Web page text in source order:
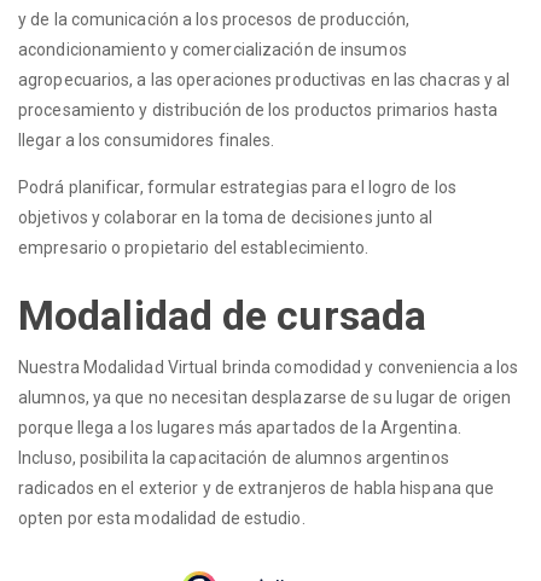
y de la comunicación a los procesos de producción,
acondicionamiento y comercialización de insumos
agropecuarios, a las operaciones productivas en las chacras y al
procesamiento y distribución de los productos primarios hasta
llegar a los consumidores finales.
Podrá planificar, formular estrategias para el logro de los
objetivos y colaborar en la toma de decisiones junto al
empresario o propietario del establecimiento.
Modalidad de cursada
Nuestra Modalidad Virtual brinda comodidad y conveniencia a los
alumnos, ya que no necesitan desplazarse de su lugar de origen
porque llega a los lugares más apartados de la Argentina.
Incluso, posibilita la capacitación de alumnos argentinos
radicados en el exterior y de extranjeros de habla hispana que
opten por esta modalidad de estudio.